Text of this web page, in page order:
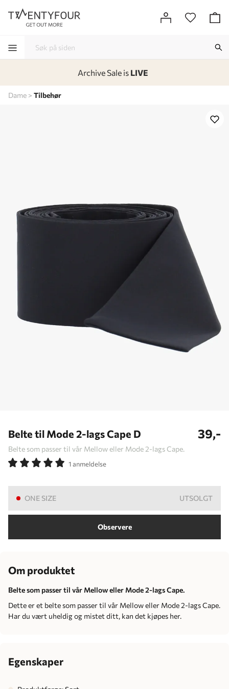
Dame Tilbehør
Belte til Mode 2-lags Cape D
Belte som passer til vår Mellow eller Mode 2-lags Cape.
39,-
1 anmeldelse
ONE SIZE UTSOLGT
Observere
Om produktet
Belte som passer til vår Mellow eller Mode 2-lags Cape.
Dette er et belte som passer til vår Mellow eller Mode 2-lags Cape.
Har du vært uheldig og mistet ditt, kan det kjøpes her.
Egenskaper
Archive Sale is LIVE
-
-
-
-